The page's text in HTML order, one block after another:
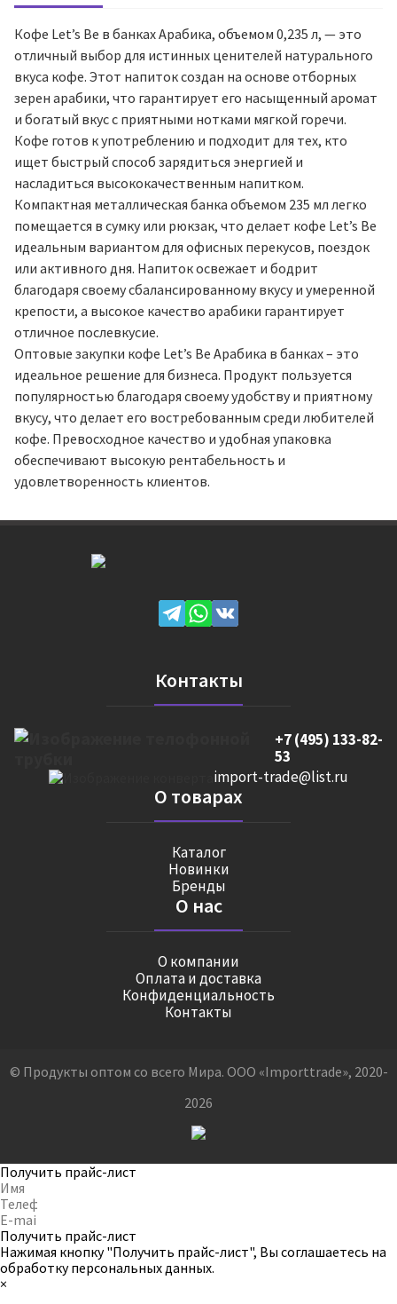
Кофе Let’s Be в банках Арабика, объемом 0,235 л, — это
отличный выбор для истинных ценителей натурального
вкуса кофе. Этот напиток создан на основе отборных
зерен арабики, что гарантирует его насыщенный аромат
и богатый вкус с приятными нотками мягкой горечи.
Кофе готов к употреблению и подходит для тех, кто
ищет быстрый способ зарядиться энергией и
насладиться высококачественным напитком.
Компактная металлическая банка объемом 235 мл легко
помещается в сумку или рюкзак, что делает кофе Let’s Be
идеальным вариантом для офисных перекусов, поездок
или активного дня. Напиток освежает и бодрит
благодаря своему сбалансированному вкусу и умеренной
крепости, а высокое качество арабики гарантирует
отличное послевкусие.
Оптовые закупки кофе Let’s Be Арабика в банках – это
идеальное решение для бизнеса. Продукт пользуется
популярностью благодаря своему удобству и приятному
вкусу, что делает его востребованным среди любителей
кофе. Превосходное качество и удобная упаковка
обеспечивают высокую рентабельность и
удовлетворенность клиентов.
Контакты
+7 (495) 133-82-
53
import-trade@list.ru
О товарах
Каталог
Новинки
Бренды
О нас
О компании
Оплата и доставка
Конфиденциальность
Контакты
© Продукты оптом со всего Мира. ООО «Importtrade», 2020-
2026
Получить прайс-лист
Получить прайс-лист
Нажимая кнопку "Получить прайс-лист", Вы соглашаетесь на
обработку персональных данных.
×